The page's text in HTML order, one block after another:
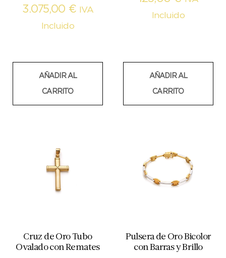
3.075,00 €
IVA
Incluido
AÑADIR AL
CARRITO
Incluido
AÑADIR AL
CARRITO
Cruz de Oro Tubo
Ovalado con Remates
Pulsera de Oro Bicolor
con Barras y Brillo